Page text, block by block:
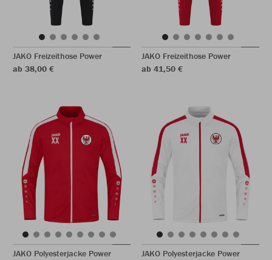
JAKO Freizeithose Power
ab 38,00 €
JAKO Freizeithose Power
ab 41,50 €
JAKO Polyesterjacke Power
JAKO Polyesterjacke Power